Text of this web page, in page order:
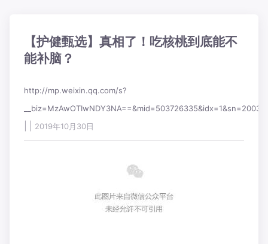
【护健甄选】真相了！吃核桃到底能不
能补脑？
http://mp.weixin.qq.com/s?
2019年10月30日